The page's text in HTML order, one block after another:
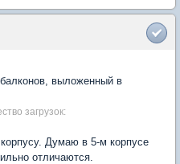
выложенный в
загрузок:
Думаю в 5-м корпусе
отличаются.